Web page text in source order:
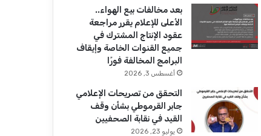
بعد مخالفات بيع الهواء..
الأعلى للإعلام يقرر مراجعة
عقود الإنتاج المشترك في
جميع القنوات الخاصة وإيقاف
البرامج المخالفة فورًا
أغسطس 3, 2026
التحقق من تصريحات الإعلامي
جابر القرموطي بشأن وقف
القيد في نقابة الصحفيين
يوليو 23, 2026